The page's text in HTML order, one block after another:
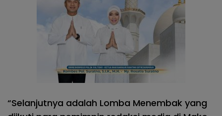
“Selanjutnya adalah Lomba Menembak yang